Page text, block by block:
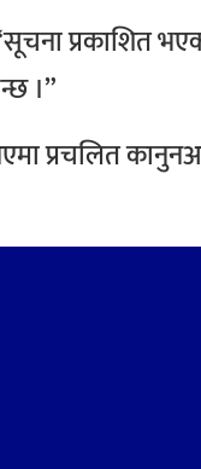
प्रकाशित
।”
प्रचलित